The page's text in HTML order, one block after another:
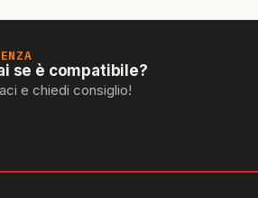
se è compatibile?
e chiedi consiglio!